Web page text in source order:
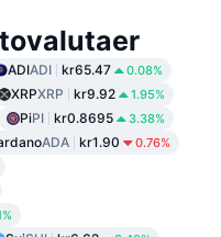
ADIADI kr65.47 0.08%
XRPXRP kr9.92 1.95%
PiPI kr0.8695 3.38%
ADA kr1.90 0.76%